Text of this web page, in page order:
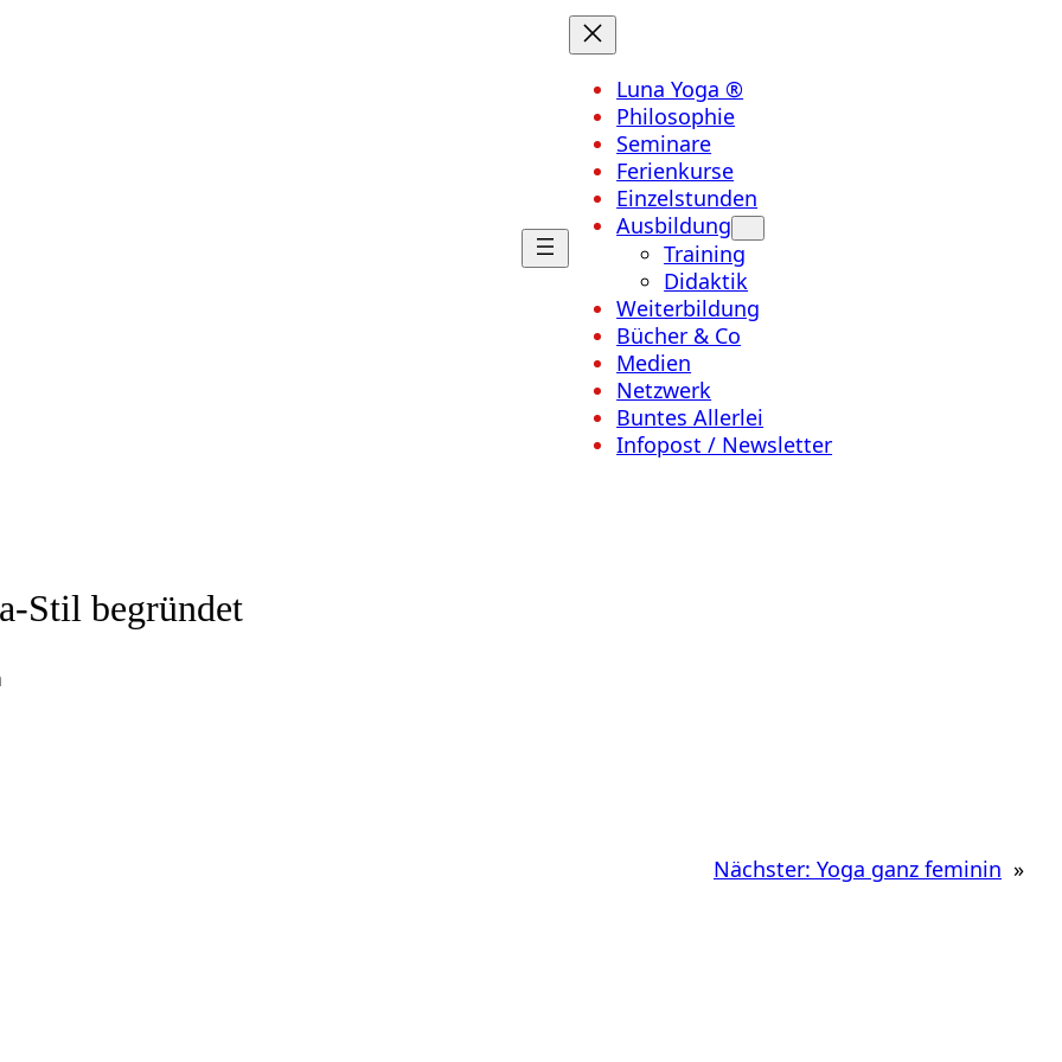
Luna Yoga ®
Philosophie
Seminare
Ferienkurse
Einzelstunden
Ausbildung
Training
Didaktik
Weiterbildung
Bücher & Co
Medien
Netzwerk
Buntes Allerlei
Infopost / Newsletter
Stil begründet
Nächster: Yoga ganz feminin »